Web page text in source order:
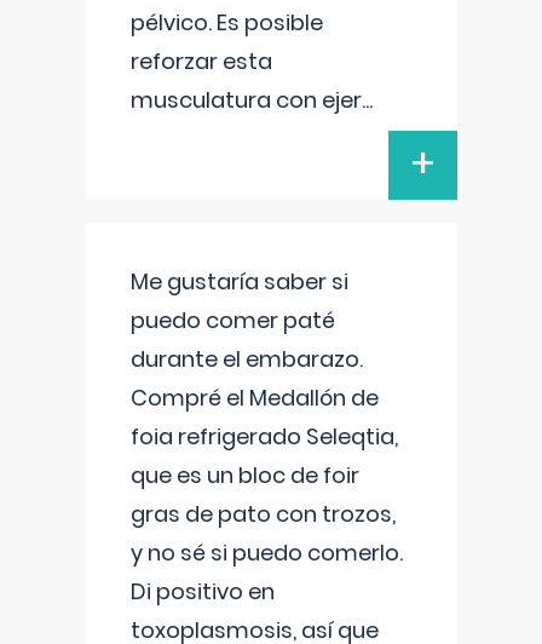
pélvico. Es posible
reforzar esta
musculatura con ejer...
+
Me gustaría saber si
puedo comer paté
durante el embarazo.
Compré el Medallón de
foia refrigerado Seleqtia,
que es un bloc de foir
gras de pato con trozos,
y no sé si puedo comerlo.
Di positivo en
toxoplasmosis, así que